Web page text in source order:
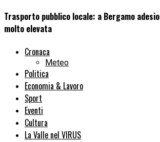
Trasporto pubblico locale: a Bergamo
molto elevata
Cronaca
Meteo
Politica
Economia & Lavoro
Sport
Eventi
Cultura
La Valle nel VIRUS